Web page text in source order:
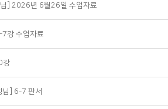
] 2026년 6월26일 수업자료
강 수업자료
강
님] 6-7 판서